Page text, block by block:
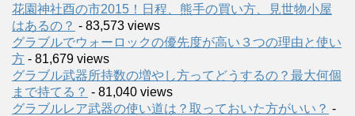
花園神社酉の市2015！日程、熊手の買い方、見世物小屋
はあるの？ - 83,573 views
グラブルでウォーロックの優先度が高い３つの理由と使い
方 - 81,679 views
グラブル武器所持数の増やし方ってどうするの？最大何個
まで持てる？ - 81,040 views
グラブルレア武器の使い道は？取っておいた方がいい？ -